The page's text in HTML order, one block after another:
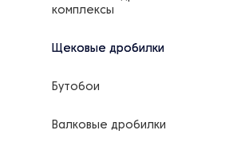
комплексы
Щековые дробилки
Бутобои
Валковые дробилки